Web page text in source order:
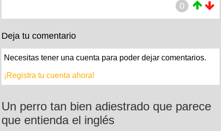
0
Deja tu comentario
Necesitas tener una cuenta para poder dejar comentarios.
¡Registra tu cuenta ahora!
Un perro tan bien adiestrado que parece
que entienda el inglés